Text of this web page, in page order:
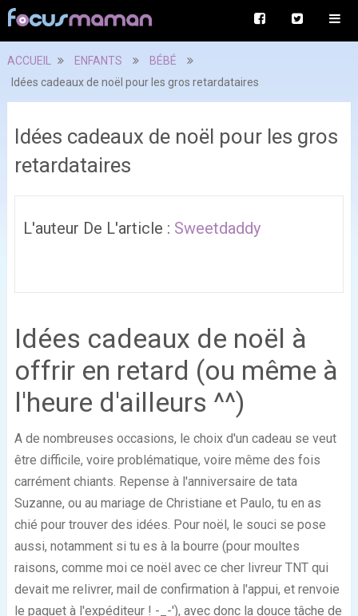
ACCUEIL ENFANTS
BÉBÉ
Idées cadeaux de noël pour les gros retardataires
Idées cadeaux de noël pour les gros
retardataires
L'auteur De L'article : Sweetdaddy
Idées cadeaux de noël à
offrir en retard (ou même à
l'heure d'ailleurs ^^)
A de nombreuses occasions, le choix d'un cadeau se veut
être difficile, voire problématique, voire même des fois
carrément chiants. Repense à l'anniversaire de tata
Suzanne, ou au mariage de Christiane et Paulo, tu en as
chié pour trouver des idées. Pour noël, le souci se pose
aussi, notamment si tu es à la bourre (pour moultes
raisons, comme moi ce noël avec ce cher livreur TNT qui
devait me relivrer, mail de confirmation à l'appui, et renvoie
le paquet à l'expéditeur ! -_-'), avec donc la douce tâche de